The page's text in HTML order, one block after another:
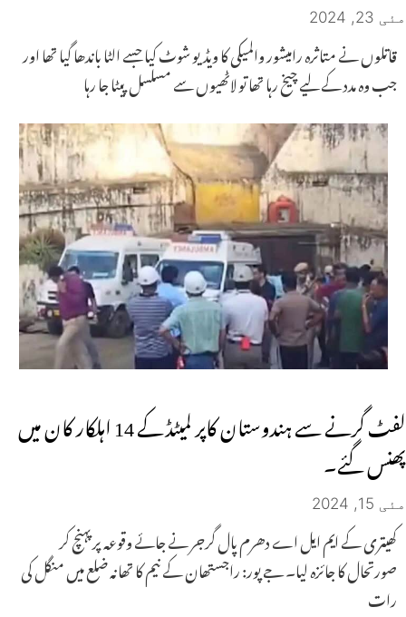
مئی 23, 2024
قاتلوں نے متاثرہ رامیشور والمیکی کا ویڈیو شوٹ کیا جسے الٹا باندھا گیا تھا اور
جب وہ مدد کے لیے چیخ رہا تھا تو لاٹھیوں سے مسلسل پیٹا جا رہا
لفٹ گرنے سے ہندوستان کاپر لمیٹڈ کے 14 اہلکار کان میں
پھنس گئے۔
مئی 15, 2024
کھیتری کے ایم ایل اے دھرم پال گرجر نے جائے وقوعہ پر پہنچ کر
صورتحال کا جائزہ لیا۔ جے پور: راجستھان کے نیم کا تھانہ ضلع میں منگل کی
رات